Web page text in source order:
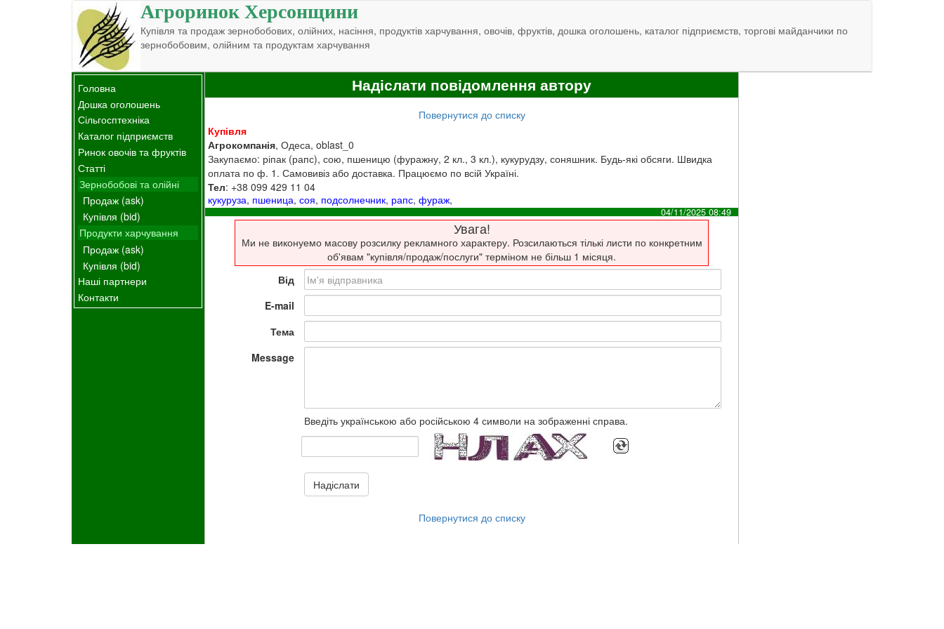
Агроринок Херсонщини
Купівля та продаж зернобобових, олійних, насіння, продуктів харчування, овочів, фруктів, дошка оголошень, каталог підприємств, торгові майданчики по
зернобобовим, олійним та продуктам харчування
Головна
Дошка оголошень
Сільгосптехніка
Каталог підприємств
Ринок овочів та фруктів
Статті
Зернобобові та олійні
Продаж (ask)
Купівля (bid)
Продукти харчування
Продаж (ask)
Купівля (bid)
Наші партнери
Контакти
Надіслати повідомлення автору
Повернутися до списку
Купівля
Агрокомпанія, Одеса, oblast_0
Закупаємо: ріпак (рапс), сою, пшеницю (фуражну, 2 кл., 3 кл.), кукурудзу, соняшник. Будь-які обсяги. Швидка
оплата по ф. 1. Самовивіз або доставка. Працюємо по всій Україні.
Тел: +38 099 429 11 04
кукуруза, пшеница,соя, подсолнечник, рапс,фураж,
04/11/2025 08:49
Увага!
Ми не виконуемо масову розсилку рекламного характеру. Розсилаються тількі листи по конкретним
об'явам "купівля/продаж/послуги" терміном не більш 1 місяця.
Від
E-mail
Тема
Message
Введіть українською або російською 4 символи на зображенні справа.
Надіслати
Повернутися до списку